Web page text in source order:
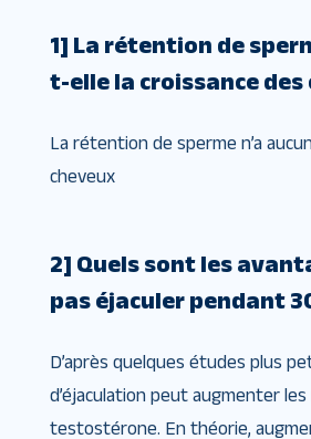
1] La rétention de
t-elle la croissance des
La rétention de sperme n’a
cheveux
2] Quels sont les
pas éjaculer pendant
D’après quelques études plus
d’éjaculation peut augmenter les
testostérone. En théorie,